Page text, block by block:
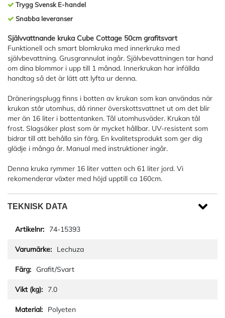
Trygg Svensk E-handel
Snabba leveranser
Självvattnande kruka Cube Cottage 50cm grafitsvart
Funktionell och smart blomkruka med innerkruka med
självbevattning. Grusgrannulat ingår. Självbevattningen tar hand
om dina blommor i upp till 1 månad. Innerkrukan har infällda
handtag så det är lätt att lyfta ur denna.
Dräneringsplugg finns i botten av krukan som kan användas när
krukan står utomhus, då rinner överskottsvattnet ut om det blir
mer än 16 liter i bottentanken. Tål utomhusväder. Krukan tål
frost. Slagsäker plast som är mycket hållbar. UV-resistent som
bidrar till att behålla sin färg. En kvalitetsprodukt som ger dig
glädje i många år. Manual med instruktioner ingår.
Denna kruka rymmer 16 liter vatten och 61 liter jord. Vi
rekomenderar växter med höjd upptill ca 160cm.
TEKNISK DATA
74-15393
Lechuza
Grafit/Svart
7.0
Polyeten